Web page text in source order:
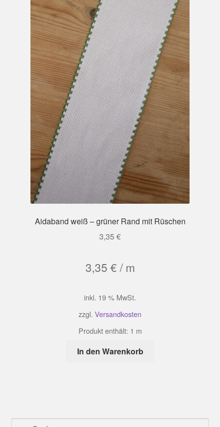
Aidaband weiß – grüner Rand mit Rüschen
3,35 €
3,35 € /m
inkl. 19 % MwSt.
zzgl. Versandkosten
Produkt enthält: 1 m
In den Warenkorb